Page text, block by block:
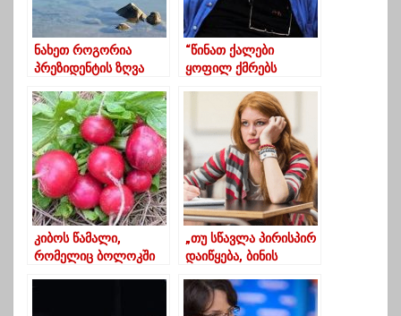
ნახეთ როგორია
პრეზიდენტის ზღვა
ისვენებს “მელოტა”
(ფოტოები)
“წინათ ქალები
ყოფილ ქმრებს
აბრალებდნენ, ახლა
კივიან მცემდაო”
კიბოს წამალი,
რომელიც ბოლოკში
„თუ სწავლა პირისპირ
დაიწყება, ბინის
რა პრობლემების
წინაშე დგანან